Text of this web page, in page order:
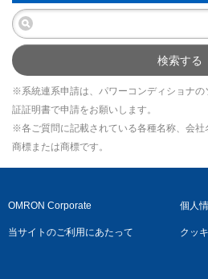
検索する
※系統連系申請は、パワーコンディショナ
証証明書で申請をお願いします。
※各ご質問に記載されている各種名称、会
商標または商標です。
OMRON Corporate 個人
当サイトのご利用にあたって クッ